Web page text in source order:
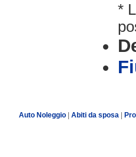
*
Auto Noleggio| Abiti da sposa|